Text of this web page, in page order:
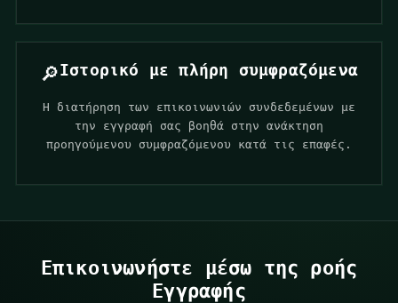
🔎Ιστορικό με πλήρη συμφραζόμενα
Η διατήρηση των επικοινωνιών συνδεδεμένων με
την εγγραφή σας βοηθά στην ανάκτηση
προηγούμενου συμφραζόμενου κατά τις επαφές.
Επικοινωνήστε μέσω της ροής
Εγγραφής